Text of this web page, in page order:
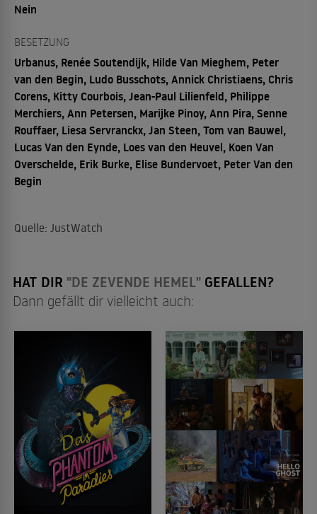
Nein
BESETZUNG
Urbanus, Renée Soutendijk, Hilde Van Mieghem, Peter
van den Begin, Ludo Busschots, Annick Christiaens, Chris
Corens, Kitty Courbois, Jean-Paul Lilienfeld, Philippe
Merchiers, Ann Petersen, Marijke Pinoy, Ann Pira, Senne
Rouffaer, Liesa Servranckx, Jan Steen, Tom van Bauwel,
Lucas Van den Eynde, Loes van den Heuvel, Koen Van
Overschelde, Erik Burke, Elise Bundervoet, Peter Van den
Begin
Quelle: JustWatch
HAT DIR "DE ZEVENDE HEMEL" GEFALLEN?
Dann gefällt dir vielleicht auch: